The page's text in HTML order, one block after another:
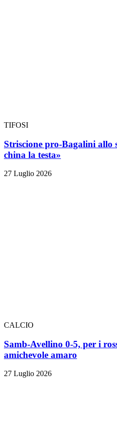
TIFOSI
Striscione pro-Bagalini allo
china la testa»
27 Luglio 2026
CALCIO
Samb-Avellino 0-5, per i
amichevole amaro
27 Luglio 2026